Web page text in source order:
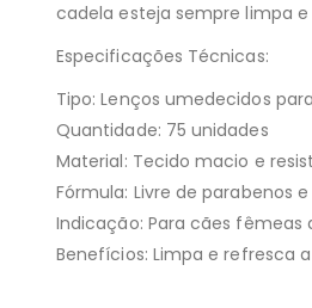
cadela esteja sempre limpa
Especificações Técnicas:
Tipo: Lenços umedecidos
Quantidade: 75 unidades
Material: Tecido macio e
Fórmula: Livre de parabenos
Indicação: Para cães fêmeas
Benefícios: Limpa e refresca